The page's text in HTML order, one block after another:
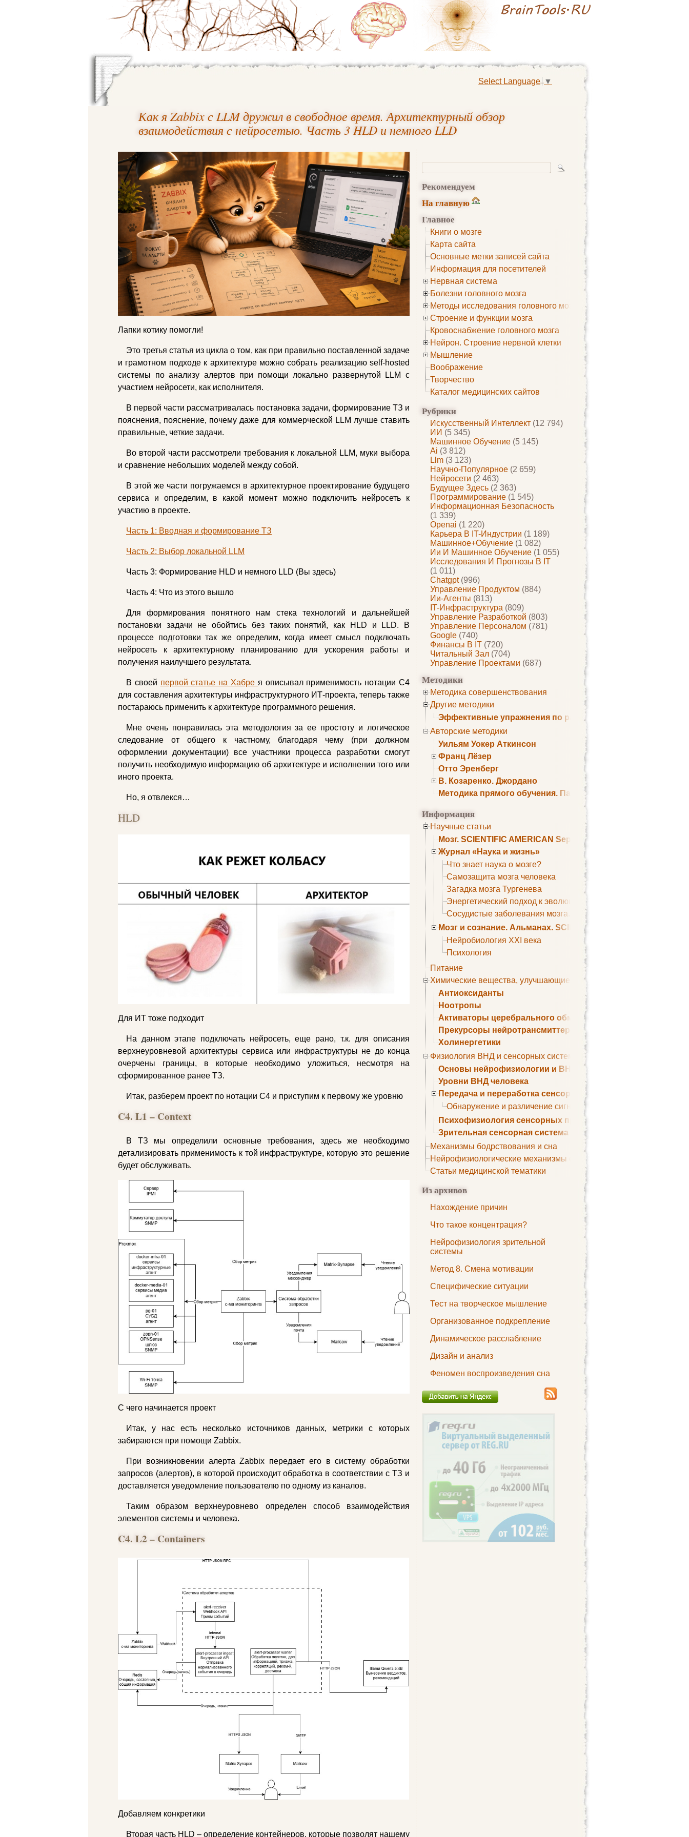
Select Language ▼
Как я Zabbix с LLM дружил в свободное время. Архитектурный обзор
взаимодействия с нейросетью. Часть 3 HLD и немного LLD
Рекомендуем
На главную
Главное
Книги о мозге
Карта сайта
Основные метки записей сайта
Информация для посетителей
Нервная система
Болезни головного мозга
Методы исследования головного мозга
Строение и функции мозга
Кровоснабжение головного мозга
Нейрон. Строение нервной клетки
Мышление
Воображение
Творчество
Каталог медицинских сайтов
Рубрики
Искусственный Интеллект (12 794)
ИИ (5 345)
Машинное Обучение (5 145)
Ai (3 812)
Llm (3 123)
Научно-Популярное (2 659)
Нейросети (2 463)
Будущее Здесь (2 363)
Программирование (1 545)
Информационная Безопасность
(1 339)
Openai (1 220)
Карьера В IT-Индустрии (1 189)
Машинное+обучение (1 082)
Ии И Машинное Обучение (1 055)
Исследования И Прогнозы В IT
(1 011)
Chatgpt(996)
Управление Продуктом (884)
Ии-Агенты (813)
IT-Инфраструктура (809)
Управление Разработкой (803)
Управление Персоналом (781)
Google (740)
Финансы В IT (720)
Читальный Зал (704)
Управление Проектами (687)
Методики
Методика совершенствования
Другие методики
Эффективные упражнения по развитию памяти
Авторские методики
Уильям Уокер Аткинсон
Франц Лёзер
Отто Эренберг
В. Козаренко. Джордано
Методика прямого обучения. Пауль Шелли
Информация
Научные статьи
Мозг. SCIENTIFIC AMERICAN September 1979
Журнал «Наука и жизнь»
Что знает наука о мозге?
Самозащита мозга человека
Загадка мозга Тургенева
Энергетический подход к эволюции мозга
Сосудистые заболевания мозга. Все может начаться с
Мозг и сознание. Альманах. SCIENTIFIC AMERICAN
Нейробиология XXI века
Психология
Питание
Химические вещества, улучшающие умственные способности
Антиоксиданты
Ноотропы
Активаторы церебрального обмена веществ
Прекурсоры нейротрансмиттеров
Холинергетики
Физиология ВНД и сенсорных систем
Основы нейрофизиологии и ВНД
Уровни ВНД человека
Передача и переработка сенсорных сигналов
Обнаружение и различение сигналов. Сенсорная рецепция
Психофизиология сенсорных процессов
Зрительная сенсорная система
Механизмы бодрствования и сна
Нейрофизиологические механизмы сна
Статьи медицинской тематики
Из архивов
Нахождение причин
Что такое концентрация?
Нейрофизиология зрительной
системы
Метод 8. Смена мотивации
Специфические ситуации
Тест на творческое мышление
Организованное подкрепление
Динамическое расслабление
Дизайн и анализ
Феномен воспроизведения сна
Лапки котику помогли!
Это третья статья из цикла о том, как при правильно поставленной задаче
и грамотном подходе к архитектуре можно собрать реализацию self-hosted
системы по анализу алертов при помощи локально развернутой LLM с
участием нейросети, как исполнителя.
В первой части рассматривалась постановка задачи, формирование ТЗ и
пояснения, пояснение, почему даже для коммерческой LLM лучше ставить
правильные, четкие задачи.
Во второй части рассмотрели требования к локальной LLM, муки выбора
и сравнение небольших моделей между собой.
В этой же части погружаемся в архитектурное проектирование будущего
сервиса и определим, в какой момент можно подключить нейросеть к
участию в проекте.
Часть 1: Вводная и формирование ТЗ
Часть 2: Выбор локальной LLM
Часть 3: Формирование HLD и немного LLD (Вы здесь)
Часть 4: Что из этого вышло
Для формирования понятного нам стека технологий и дальнейшей
постановки задачи не обойтись без таких понятий, как HLD и LLD. В
процессе подготовки так же определим, когда имеет смысл подключать
нейросеть к архитектурному планированию для ускорения работы и
получения наилучшего результата.
В своей первой статье на Хабре я описывал применимость нотации C4
для составления архитектуры инфраструктурного ИТ-проекта, теперь также
постараюсь применить к архитектуре программного решения.
Мне очень понравилась эта методология за ее простоту и логическое
следование от общего к частному, благодаря чему (при должном
оформлении документации) все участники процесса разработки смогут
получить необходимую информацию об архитектуре и исполнении того или
иного проекта.
Но, я отвлекся…
HLD
Для ИТ тоже подходит
На данном этапе подключать нейросеть, еще рано, т.к. для описания
верхнеуровневой архитектуры сервиса или инфраструктуры не до конца
очерчены границы, в которые необходимо уложиться, несмотря на
сформированное ранее ТЗ.
Итак, разберем проект по нотации C4 и приступим к первому же уровню
C4. L1 – Context
В ТЗ мы определили основные требования, здесь же необходимо
детализировать применимость к той инфраструктуре, которую это решение
будет обслуживать.
С чего начинается проект
Итак, у нас есть несколько источников данных, метрики с которых
забираются при помощи Zabbix.
При возникновении алерта Zabbix передает его в систему обработки
запросов (алертов), в которой происходит обработка в соответствии с ТЗ и
доставляется уведомление пользователю по одному из каналов.
Таким образом верхнеуровнево определен способ взаимодействия
элементов системы и человека.
C4. L2 – Containers
Добавляем конкретики
Вторая часть HLD – определение контейнеров, которые позволят нашему